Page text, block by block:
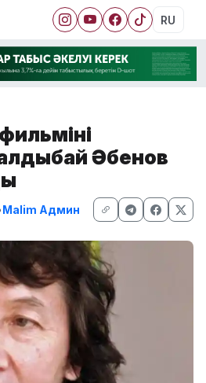
RU
Әбенов
Malim Админ